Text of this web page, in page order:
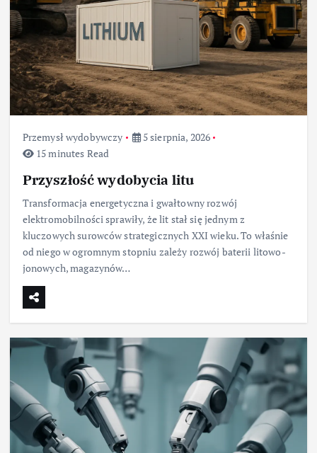
Przemysł wydobywczy
5 sierpnia, 2026
15 minutes Read
Przyszłość wydobycia litu
Transformacja energetyczna i gwałtowny rozwój
elektromobilności sprawiły, że lit stał się jednym z
kluczowych surowców strategicznych XXI wieku. To właśnie
od niego w ogromnym stopniu zależy rozwój baterii litowo-
jonowych, magazynów…